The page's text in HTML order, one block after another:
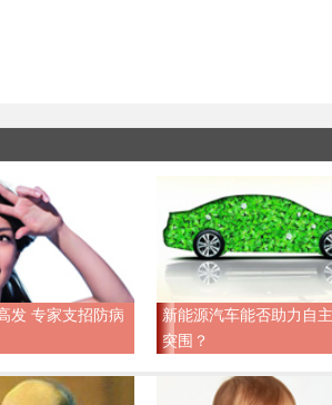
发 专家支招防病
新能源汽车能否助力自
突围？